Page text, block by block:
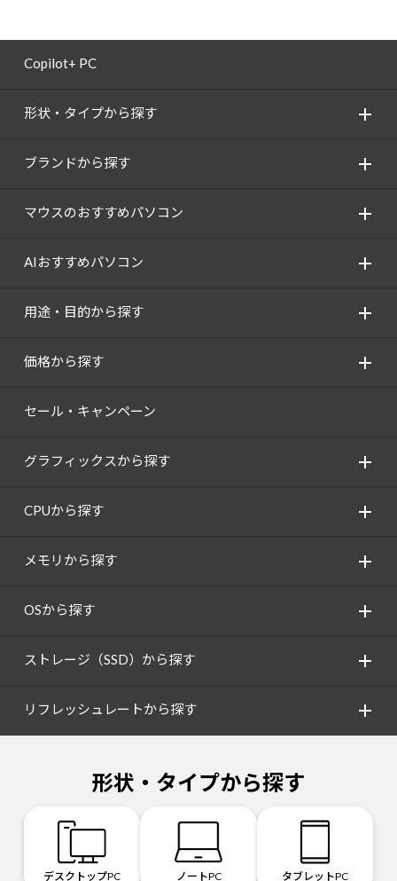
Copilot+ PC
形状・タイプから探す
ブランドから探す
マウスのおすすめパソコン
AIおすすめパソコン
用途・目的から探す
価格から探す
セール・キャンペーン
グラフィックスから探す
CPUから探す
メモリから探す
OSから探す
ストレージ（SSD）から探す
リフレッシュレートから探す
形状・タイプから探す
デスクトップPC ノートPC タブレットPC